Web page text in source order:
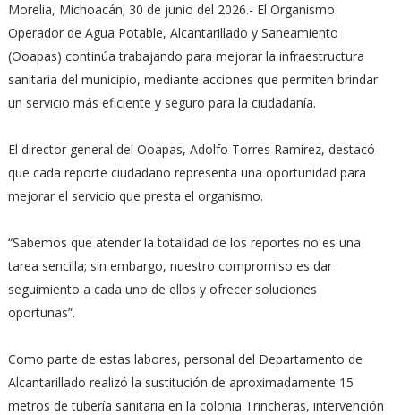
Morelia, Michoacán; 30 de junio del 2026.- El Organismo
Operador de Agua Potable, Alcantarillado y Saneamiento
(Ooapas) continúa trabajando para mejorar la infraestructura
sanitaria del municipio, mediante acciones que permiten brindar
un servicio más eficiente y seguro para la ciudadanía.
El director general del Ooapas, Adolfo Torres Ramírez, destacó
que cada reporte ciudadano representa una oportunidad para
mejorar el servicio que presta el organismo.
“Sabemos que atender la totalidad de los reportes no es una
tarea sencilla; sin embargo, nuestro compromiso es dar
seguimiento a cada uno de ellos y ofrecer soluciones
oportunas”.
Como parte de estas labores, personal del Departamento de
Alcantarillado realizó la sustitución de aproximadamente 15
metros de tubería sanitaria en la colonia Trincheras, intervención